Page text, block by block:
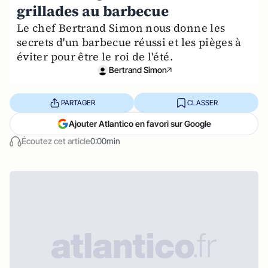
grillades au barbecue
Le chef Bertrand Simon nous donne les
secrets d'un barbecue réussi et les pièges à
éviter pour être le roi de l'été.
Bertrand Simon
Écoutez cet article0:00min
PARTAGER CLASSER
Ajouter Atlantico en favori sur Google